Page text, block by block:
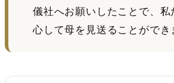
儀社へお願いしたことで、私
心して母を見送ることができ